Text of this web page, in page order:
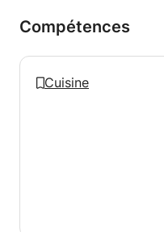
Compétences
Cuisine